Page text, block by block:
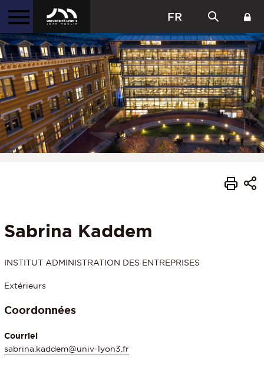
FR
Sabrina Kaddem
INSTITUT ADMINISTRATION DES ENTREPRISES
Extérieurs
Coordonnées
Courriel
sabrina.kaddem@univ-lyon3.fr